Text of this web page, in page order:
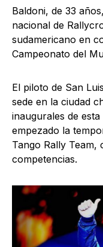
Baldoni, de 33
nacional de
sudamericano en
Campeonato del
El piloto de San
sede en la ciudad
inaugurales de
empezado la
Tango Rally
competencias.